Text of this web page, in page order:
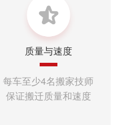
质量与速度
每车至少4名搬家技师
保证搬迁质量和速度